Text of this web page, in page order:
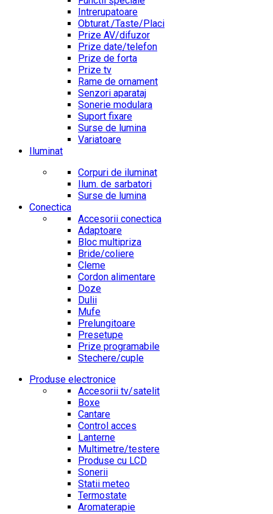
Intrerupatoare
Obturat./Taste/Placi
Prize AV/difuzor
Prize date/telefon
Prize de forta
Prize tv
Rame de ornament
Senzori aparataj
Sonerie modulara
Suport fixare
Surse de lumina
Variatoare
Iluminat
Corpuri de iluminat
Ilum. de sarbatori
Surse de lumina
Conectica
Accesorii conectica
Adaptoare
Bloc multipriza
Bride/coliere
Cleme
Cordon alimentare
Doze
Dulii
Mufe
Prelungitoare
Presetupe
Prize programabile
Stechere/cuple
Produse electronice
Accesorii tv/satelit
Boxe
Cantare
Control acces
Lanterne
Multimetre/testere
Produse cu LCD
Sonerii
Statii meteo
Termostate
Aromaterapie